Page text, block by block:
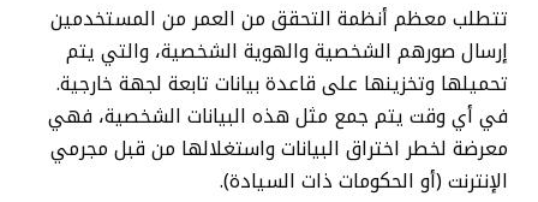
تتطلب معظم أنظمة التحقق من العمر من المستخدمين
إرسال صورهم الشخصية والهوية الشخصية، والتي يتم
تحميلها وتخزينها على قاعدة بيانات تابعة لجهة خارجية.
في أي وقت يتم جمع مثل هذه البيانات الشخصية، فهي
معرضة لخطر اختراق البيانات واستغلالها من قبل مجرمي
الإنترنت (أو الحكومات ذات السيادة).